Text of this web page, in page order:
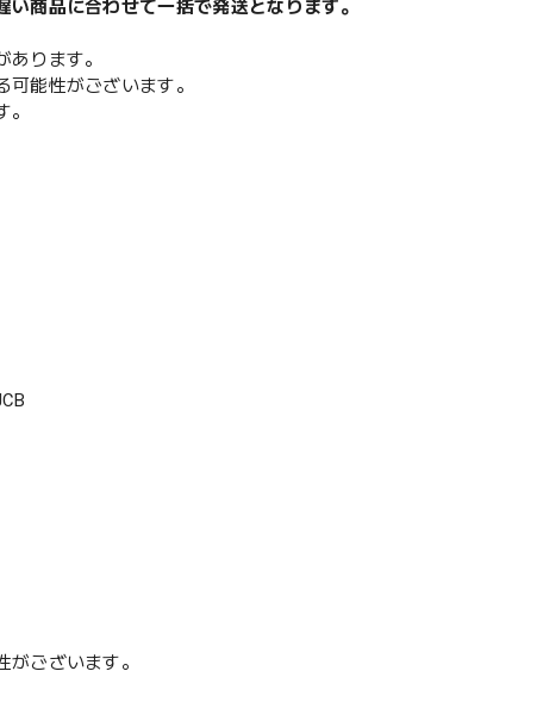
商品に合わせて一括で発送となります。
ります。
能性がございます。
ございます。